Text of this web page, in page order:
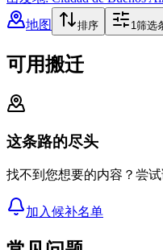
地图
排序 1筛选
可用搬迁
这条路的尽头
找不到您想要的内容？尝
加入候补名单